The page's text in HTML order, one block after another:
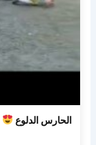
الحارس الدلوع